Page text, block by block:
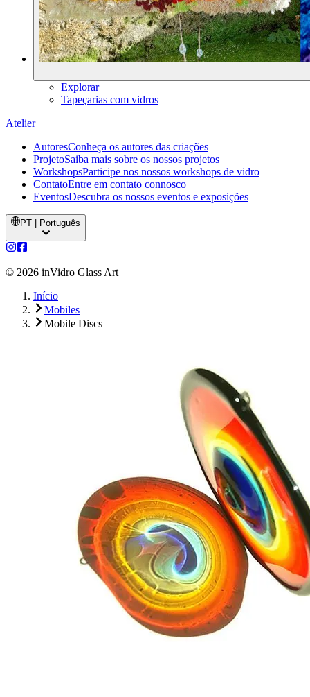
Explorar
Tapeçarias com vidros
Atelier
AutoresConheça os autores das criações
ProjetoSaiba mais sobre os nossos projetos
WorkshopsParticipe nos nossos workshops de vidro
ContatoEntre em contato connosco
EventosDescubra os nossos eventos e exposições
PT | Português
© 2026 inVidro Glass Art
Início
Mobiles
Mobile Discs